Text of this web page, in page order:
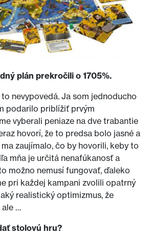
plán prekročili o 1705%.
nevypovedá. Ja som jednoducho
podarilo priblížiť prvým
vyberali peniaze na dve trabantie
hovorí, že to predsa bolo jasné a
zaujímalo, čo by hovorili, keby to
mňa je určitá nenafúkanosť a
možno nemusí fungovať, ďaleko
pri každej kampani zvolili opatrný
realistický optimizmus, že
ale …
stolovú hru?